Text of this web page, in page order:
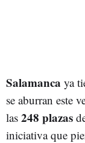
Salamanca ya
se aburran este
las 248 plazas
iniciativa que